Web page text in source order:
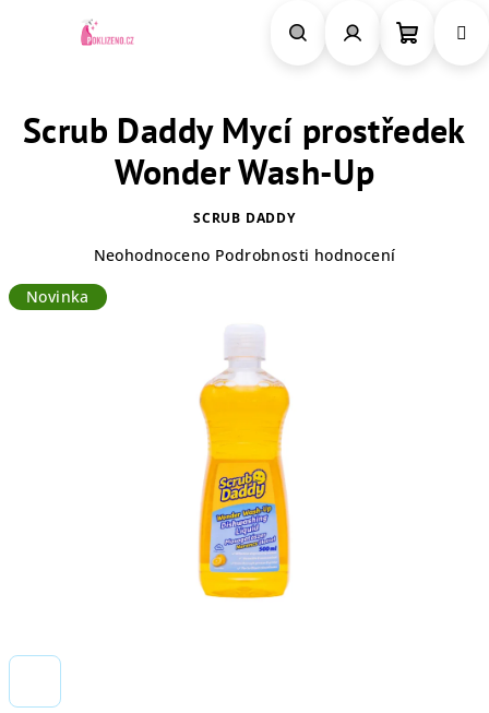
košík
Scrub Daddy Mycí prostředek
Wonder Wash-Up
SCRUB DADDY
produktu
Neohodnoceno Podrobnosti hodnocení
Novinka